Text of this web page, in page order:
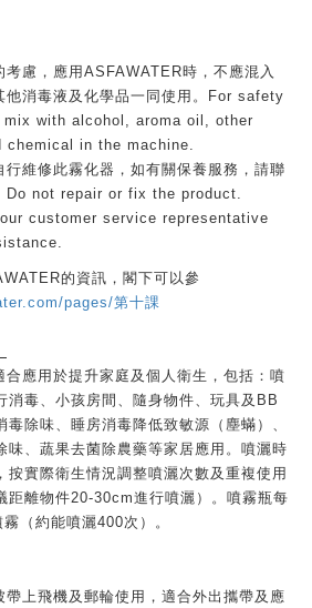
考慮，應用ASFAWATER時，不應混入
他消毒液及化學品一同使用。For safety
with alcohol, aroma oil, other
chemical in the machine.
行維修此霧化器，如有關保養服務，請聯
Do not repair or fix the product.
customer service representative
的資訊，閣下可以參
pages/第十課
應用於提升家庭及個人衛生，包括：噴
消毒、小孩房間、隨身物件、玩具及BB
除味、睡房消毒降低致敏源（塵蟎）、
味、蔬果去菌除農藥等家居應用。噴灑時
按實際衛生情況調整噴灑次數及重複使用
距離物件20-30cm進行噴灑）。噴霧瓶每
（約能噴灑400次）。
上飛機及郵輪使用，適合外出攜帶及應